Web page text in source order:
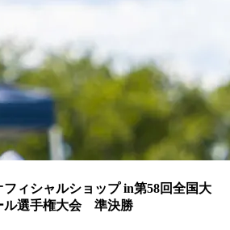
フィシャルショップ in第58回全国大
ル選手権大会 準決勝